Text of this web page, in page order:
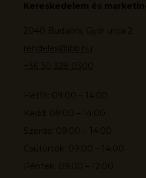
Kereskedelem és
2040 Budaörs, Gyár utca 2.
rendeles@jbb.hu
+36 30 328 0300
Hétfő: 09:00 – 14:00
Kedd: 09:00 – 14:00
Szerda: 09:00 – 14:00
Csütörtök: 09:00 – 14:00
Péntek: 09:00 – 12:00